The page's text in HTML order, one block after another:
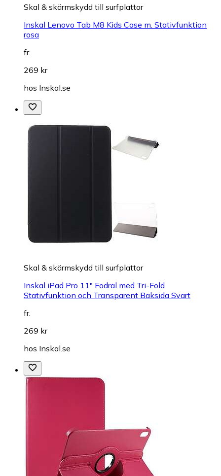
Skal & skärmskydd till surfplattor
Inskal Lenovo Tab M8 Kids Case m. Stativfunktion
rosa
fr.
269 kr
hos Inskal.se
Skal & skärmskydd till surfplattor
Inskal iPad Pro 11" Fodral med Tri-Fold
Stativfunktion och Transparent Baksida Svart
fr.
269 kr
hos Inskal.se